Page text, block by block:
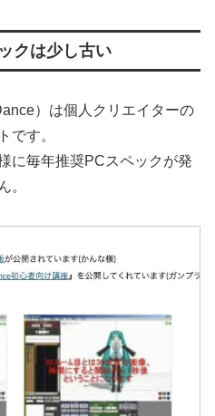
クは少し古い
）は個人クリエイターの
です。
に毎年推奨PCスペックが発
。